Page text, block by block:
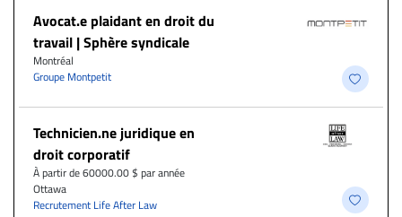
Avocat.e plaidant en droit du
travail | Sphère syndicale
Montréal
Groupe Montpetit
Technicien.ne juridique en
droit corporatif
À partir de 60000.00 $ par année
Ottawa
Recrutement Life After Law